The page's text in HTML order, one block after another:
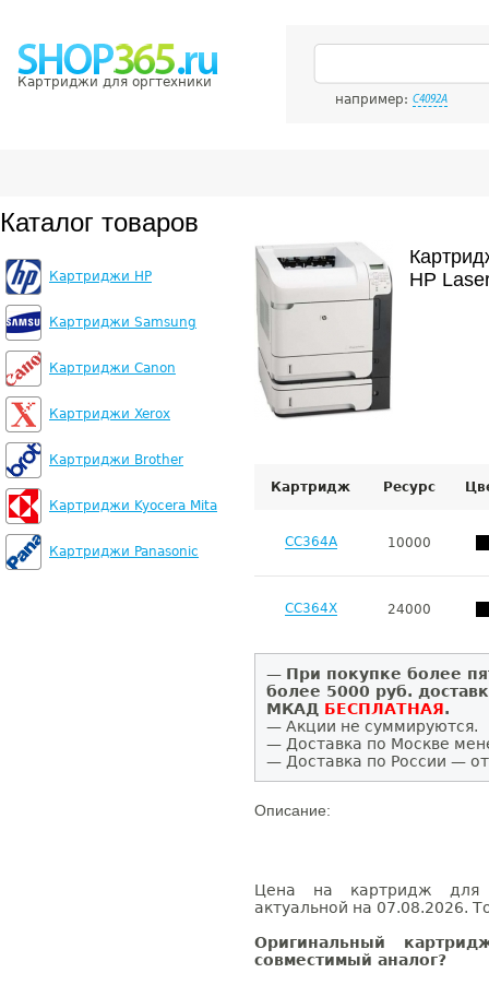
Картриджи для оргтехники
например: C4092A
Каталог товаров
Картриджи HP
Картриджи Samsung
Картриджи Canon
Картриджи Xerox
Картриджи Brother
Картриджи Kyocera Mita
Картриджи Panasonic
HP
Картридж Ресурс
CC364A 10000
CC364X 24000
— При покупке более
более 5000 руб.
МКАД БЕСПЛАТНАЯ.
— Акции не суммируются.
— Доставка по Москве
— Доставка по России —
Описание:
Цена на картридж для
актуальной на 07.08.2026.
Оригинальный
совместимый аналог?